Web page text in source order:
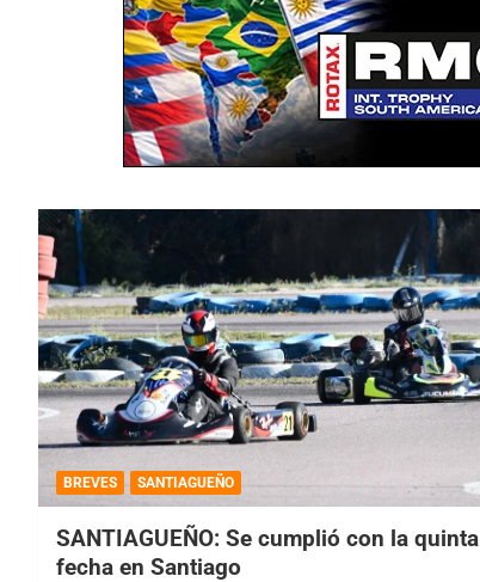
BREVES SANTIAGUEÑO
SANTIAGUEÑO: Se cumplió con la quinta
fecha en Santiago